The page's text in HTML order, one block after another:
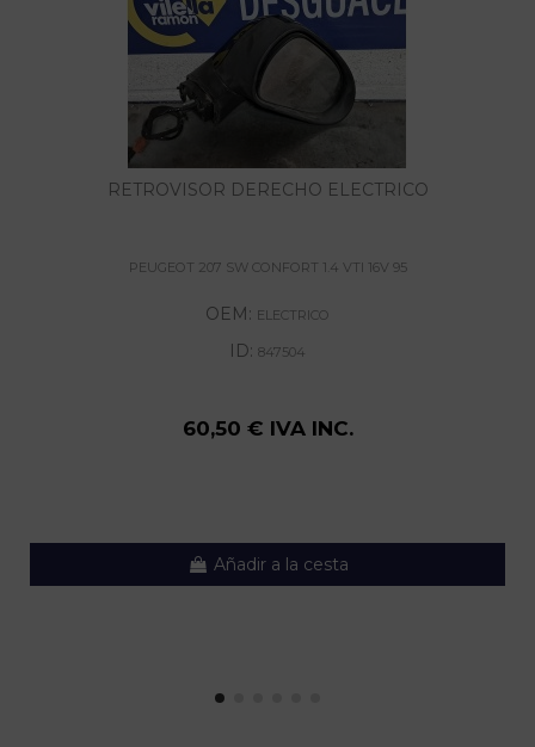
RETROVISOR DERECHO ELECTRICO
PEUGEOT 207 SW CONFORT 1.4 VTI 16V 95
OEM: ELECTRICO
ID: 847504
60,50 € IVA INC.
Añadir a la cesta